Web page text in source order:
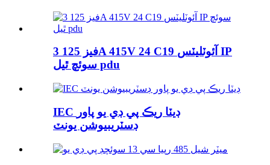
3 فيز 125A 415V 24 C19 آئوٽليٽس IP
سوئچ ٿيل pdu
IEC ڊيٽا ريڪ پي ڊي يو پاور
ڊسٽريبيوشن يونٽ